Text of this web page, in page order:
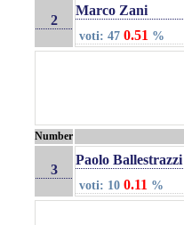
2
Marco Zani
voti: 47 0.51 %
Number
3
Paolo Ballestrazzi
voti: 10 0.11 %